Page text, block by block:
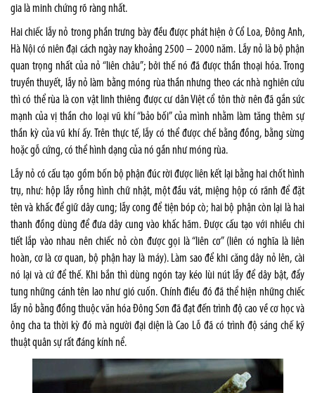
gia là minh chứng rõ ràng nhất.
Hai chiếc lẫy nỏ trong phần trưng bày đều được phát hiện ở Cổ Loa, Đông Anh,
Hà Nội có niên đại cách ngày nay khoảng 2500 – 2000 năm. Lẫy nỏ là bộ phận
quan trọng nhất của nỏ “liên châu”; bởi thế nó đã được thần thoại hóa. Trong
truyền thuyết, lẫy nỏ làm bằng móng rùa thần nhưng theo các nhà nghiên cứu
thì có thể rùa là con vật linh thiêng được cư dân Việt cổ tôn thờ nên đã gắn sức
mạnh của vị thần cho loại vũ khí “bảo bối” của mình nhằm làm tăng thêm sự
thần kỳ của vũ khí ấy. Trên thực tế, lẫy có thể được chế bằng đồng, bằng sừng
hoặc gỗ cứng, có thể hình dạng của nó gần như móng rùa.
Lẫy nỏ có cấu tạo gồm bốn bộ phận đúc rời được liên kết lại bằng hai chốt hình
trụ, như: hộp lẫy rỗng hình chữ nhật, một đầu vát, miệng hộp có rãnh để đặt
tên và khấc để giữ dây cung; lẫy cong để tiện bóp cò; hai bộ phận còn lại là hai
thanh đồng dùng để đưa dây cung vào khấc hãm. Được cấu tạo với nhiều chi
tiết lắp vào nhau nên chiếc nỏ còn được gọi là “liên cơ” (liên có nghĩa là liên
hoàn, cơ là cơ quan, bộ phận hay là máy). Làm sao để khi căng dây nỏ lên, cài
nó lại và cứ để thế. Khi bắn thì dùng ngón tay kéo lùi nút lẫy để dây bật, đẩy
tung những cánh tên lao như gió cuốn. Chính điều đó đã thể hiện những chiếc
lẫy nỏ bằng đồng thuộc văn hóa Đông Sơn đã đạt đến trình độ cao về cơ học và
ông cha ta thời kỳ đó mà người đại diện là Cao Lỗ đã có trình độ sáng chế kỹ
thuật quân sự rất đáng kính nể.